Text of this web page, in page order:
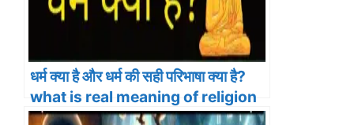
धर्म क्या है और धर्म की सही परिभाषा क्या है?
what is real meaning of religion